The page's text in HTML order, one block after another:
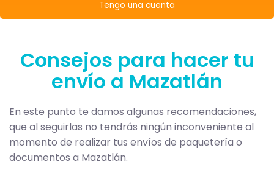
Tengo una cuenta
Consejos para hacer tu
envío a Mazatlán
En este punto te damos algunas recomendaciones,
que al seguirlas no tendrás ningún inconveniente al
momento de realizar tus envíos de paquetería o
documentos a Mazatlán.